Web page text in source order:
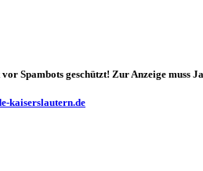
Spambots geschützt! Zur Anzeige muss
kaiserslautern.de